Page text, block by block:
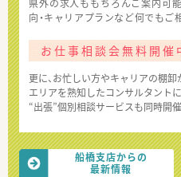
県外の求人ももちろんご案内可
向・キャリアプランなど何でもご
お仕事相談会無料開催
更に、お忙しい方やキャリアの棚
エリアを熟知したコンサルタントに
“出張”個別相談サービスも同時開催
船橋支店からの
最新情報